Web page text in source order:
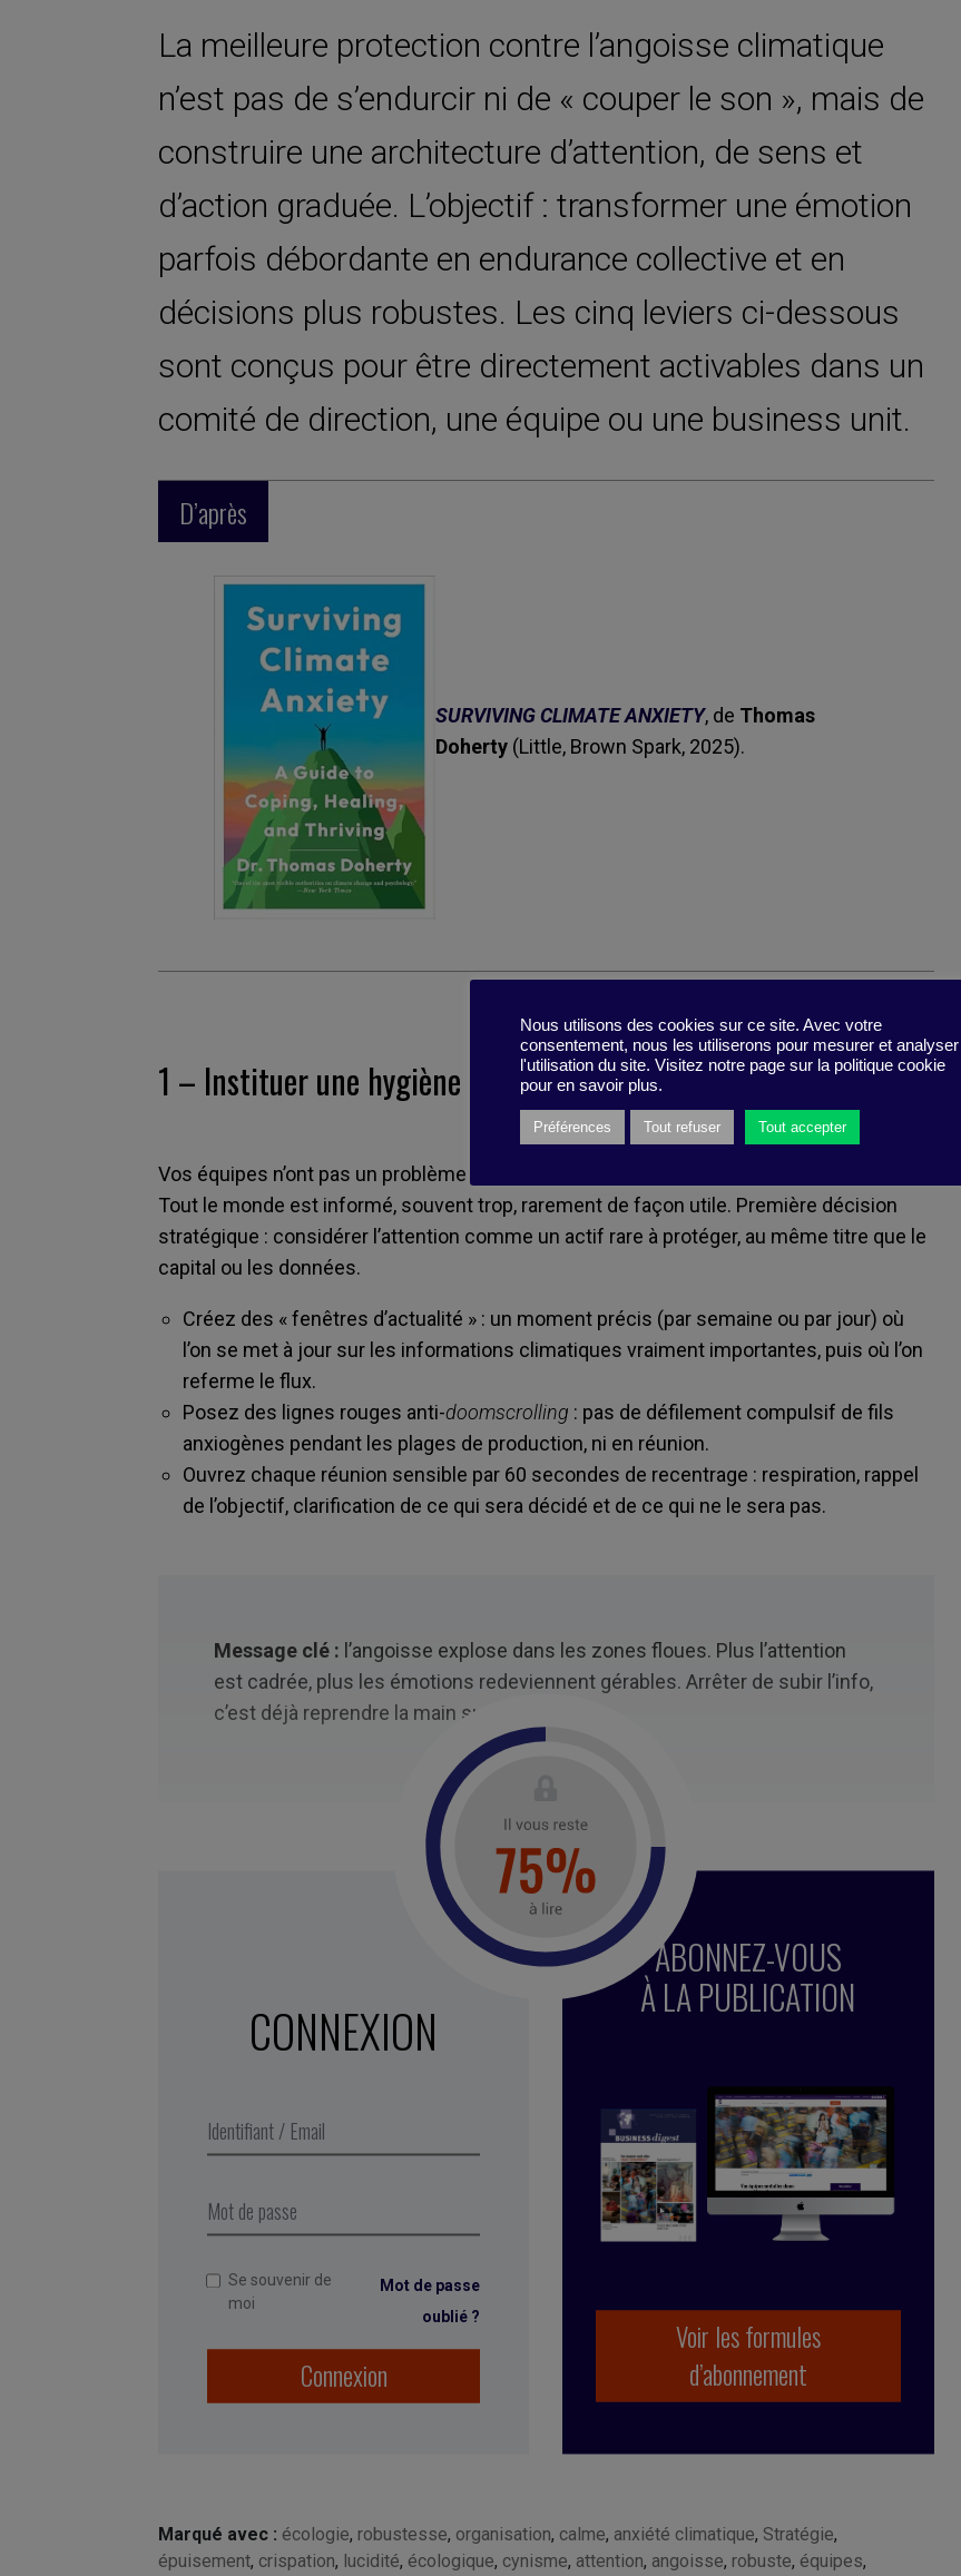
La meilleure protection contre l’angoisse climatique
n’est pas de s’endurcir ni de « couper le son », mais de
construire une architecture d’attention, de sens et
d’action graduée. L’objectif : transformer une émotion
parfois débordante en endurance collective et en
décisions plus robustes. Les cinq leviers ci-dessous
sont conçus pour être directement activables dans un
comité de direction, une équipe ou une business unit.
D’après
SURVIVING CLIMATE ANXIETY, de Thomas
Doherty (Little, Brown Spark, 2025).
1 – Instituer une hygiène de l’attention à l’échelle de l’équipe
Vos équipes n’ont pas un problème de motivation, elles ont un problème de saturation.
Tout le monde est informé, souvent trop, rarement de façon utile. Première décision
stratégique : considérer l’attention comme un actif rare à protéger, au même titre que le
capital ou les données.
Créez des « fenêtres d’actualité » : un moment précis (par semaine ou par jour) où
l’on se met à jour sur les informations climatiques vraiment importantes, puis où l’on
referme le flux.
Posez des lignes rouges anti-doomscrolling : pas de défilement compulsif de fils
anxiogènes pendant les plages de production, ni en réunion.
Ouvrez chaque réunion sensible par 60 secondes de recentrage : respiration, rappel
de l’objectif, clarification de ce qui sera décidé et de ce qui ne le sera pas.
Message clé : l’angoisse explose dans les zones floues. Plus l’attention
est cadrée, plus les émotions redeviennent gérables. Arrêter de subir l’info,
c’est déjà reprendre la main sur la transition.
CONNEXION
Se souvenir de
moi
Mot de passe
oublié ?
Connexion
ABONNEZ-VOUS
À LA PUBLICATION
Voir les formules
d’abonnement
Marqué avec : écologie, robustesse, organisation, calme, anxiété climatique, Stratégie,
épuisement, crispation, lucidité, écologique, cynisme, attention, angoisse, robuste, équipes,
Nous utilisons des cookies sur ce site. Avec votre
consentement, nous les utiliserons pour mesurer et analyser
l'utilisation du site. Visitez notre page sur la politique cookie
pour en savoir plus.
Préférences Tout refuser Tout accepter